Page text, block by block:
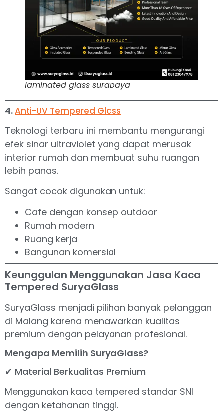
laminated glass surabaya
4.Anti-UV Tempered Glass
Teknologi terbaru ini membantu mengurangi
efek sinar ultraviolet yang dapat merusak
interior rumah dan membuat suhu ruangan
lebih panas.
Sangat cocok digunakan untuk:
Cafe dengan konsep outdoor
Rumah modern
Ruang kerja
Bangunan komersial
Keunggulan Menggunakan Jasa Kaca
Tempered SuryaGlass
SuryaGlass menjadi pilihan banyak pelanggan
di Malang karena menawarkan kualitas
premium dengan pelayanan profesional.
Mengapa Memilih SuryaGlass?
✔ Material Berkualitas Premium
Menggunakan kaca tempered standar SNI
dengan ketahanan tinggi.